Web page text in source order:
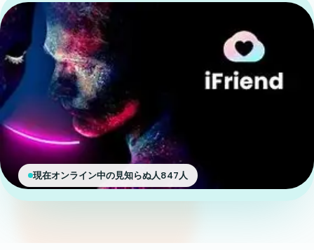
現在オンライン中の見知らぬ人847人